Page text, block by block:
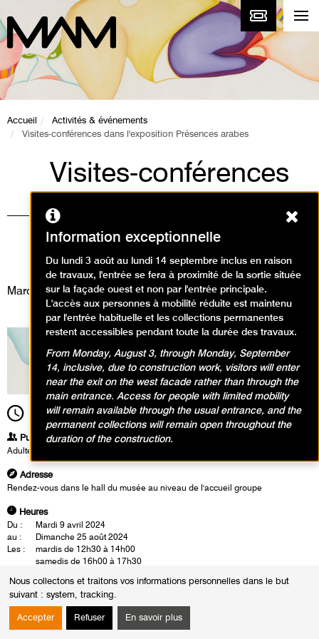
Nous collectons et traitons vos informations personnelles dans le but
suivant : system, tracking.
Accepter Refuser En savoir plus
Accueil
Activités & événements
Visites-conférences dans l'exposition Présences arabes
Visites-conférences
dans l'exposition
Présences arabes
Visites
Mardi 9 juillet 2024
12h30 Durée1h30
Publics
Adultes
Adresse
Rendez-vous dans le hall du musée au niveau de l'accueil groupe
Heures
Du :
Mardi 9 avril 2024
au :
Dimanche 25 août 2024
Les :
mardis de 12h30 à 14h00
samedis de 16h00 à 17h30
La visite-conférence se déroule en présence d'un conférencier du musée.
oeuvres.
Information exceptionnelle
Du lundi 3 août au lundi 14 septembre inclus en raison
de travaux, l'entrée se fera à proximité de la sortie située
sur la façade ouest et non par l'entrée principale.
L'accès aux personnes à mobilité réduite est maintenu
par l'entrée habituelle et les collections permanentes
restent accessibles pendant toute la durée des travaux.
From Monday, August 3, through Monday, September
14, inclusive, due to construction work, visitors will enter
near the exit on the west facade rather than through the
main entrance. Access for people with limited mobility
will remain available through the usual entrance, and the
permanent collections will remain open throughout the
duration of the construction.